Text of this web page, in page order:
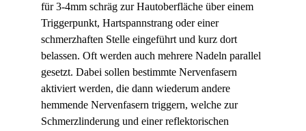
für 3-4mm schräg zur Hautoberfläche über einem
Triggerpunkt, Hartspannstrang oder einer
schmerzhaften Stelle eingeführt und kurz dort
belassen. Oft werden auch mehrere Nadeln parallel
gesetzt. Dabei sollen bestimmte Nervenfasern
aktiviert werden, die dann wiederum andere
hemmende Nervenfasern triggern, welche zur
Schmerzlinderung und einer reflektorischen